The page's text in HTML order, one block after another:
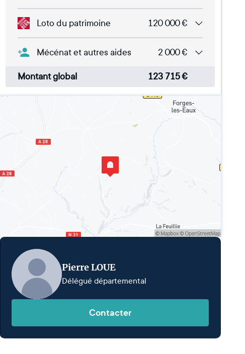
Loto du patrimoine 120 000€
Mécénat et autres aides 2 000€
Montant global 123 715€
Pierre LOUE
Délégué départemental
Contacter